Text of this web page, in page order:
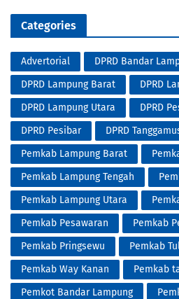
Categories
Advertorial DPRD Bandar
DPRD Lampung Barat
DPRD
DPRD Lampung Utara
DPRD
DPRD Pesibar
DPRD
Pemkab Lampung Barat
Pemkab Lampung Tengah
Pemkab Lampung Utara
Pemkab Pesawaran
Pemkab
Pemkab Pringsewu
Pemkab
Pemkab Way Kanan
Pemkab
Pemkot Bandar Lampung